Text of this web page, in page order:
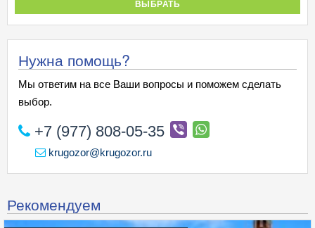
ВЫБРАТЬ
Нужна помощь?
Мы ответим на все Ваши вопросы и поможем сделать
выбор.
+7 (977) 808-05-35
krugozor@krugozor.ru
Рекомендуем